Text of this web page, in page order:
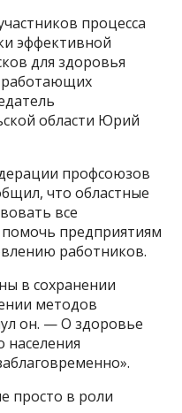
процесса
эффективной
для здоровья
работающих
области Юрий
профсоюзов
что областные
все
предприятиям
работников.
в сохранении
методов
он. — О здоровье
населения
просто в роли